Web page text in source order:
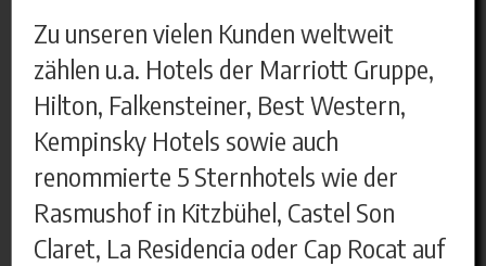
Zu unseren vielen Kunden weltweit
zählen u.a. Hotels der Marriott Gruppe,
Hilton, Falkensteiner, Best Western,
Kempinsky Hotels sowie auch
renommierte 5 Sternhotels wie der
Rasmushof in Kitzbühel, Castel Son
Claret, La Residencia oder Cap Rocat auf